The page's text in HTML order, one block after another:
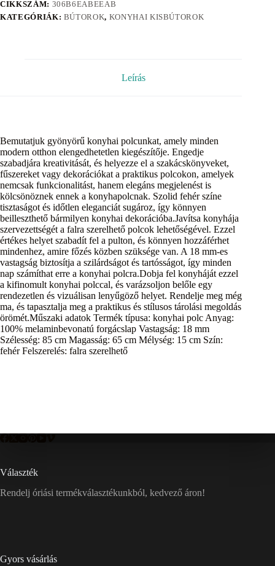
CIKKSZÁM: 306B6EABEEAB
KATEGÓRIÁK: BÚTOROK, KONYHAI KISBÚTOROK
Leírás
Bemutatjuk gyönyörű konyhai polcunkat, amely minden
modern otthon elengedhetetlen kiegészítője. Engedje
szabadjára kreativitását, és helyezze el a szakácskönyveket,
fűszereket vagy dekorációkat a praktikus polcokon, amelyek
nemcsak funkcionalitást, hanem elegáns megjelenést is
kölcsönöznek ennek a konyhapolcnak. Szolid fehér színe
tisztaságot és időtlen eleganciát sugároz, így könnyen
beilleszthető bármilyen konyhai dekorációba.Javítsa konyhája
szervezettségét a falra szerelhető polcok lehetőségével. Ezzel
értékes helyet szabadít fel a pulton, és könnyen hozzáférhet
mindenhez, amire főzés közben szüksége van. A 18 mm-es
vastagság biztosítja a szilárdságot és tartósságot, így minden
nap számíthat erre a konyhai polcra.Dobja fel konyháját ezzel
a kifinomult konyhai polccal, és varázsoljon belőle egy
rendezetlen és vizuálisan lenyűgöző helyet. Rendelje meg még
ma, és tapasztalja meg a praktikus és stílusos tárolási megoldás
örömét.Műszaki adatok Termék típusa: konyhai polc Anyag:
100% melaminbevonatú forgácslap Vastagság: 18 mm
Szélesség: 85 cm Magasság: 65 cm Mélység: 15 cm Szín:
fehér Felszerelés: falra szerelhető
Választék
Rendelj óriási termékválasztékunkból, kedvező áron!
Gyors vásárlás